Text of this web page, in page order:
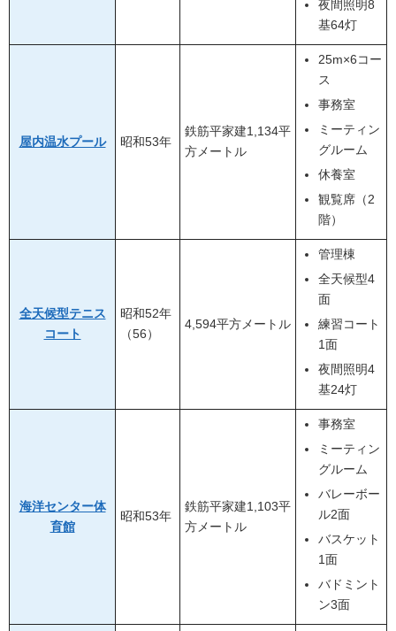
夜間照明8
基64灯
屋内温水プール 昭和53年
鉄筋平家建1,134平
方メートル
25m×6コー
ス
事務室
ミーティン
グルーム
休養室
観覧席（2
階）
全天候型テニス
コート
昭和52年
（56）
4,594平方メートル
管理棟
全天候型4
面
練習コート
1面
夜間照明4
基24灯
海洋センター体
育館
昭和53年
鉄筋平家建1,103平
方メートル
事務室
ミーティン
グルーム
バレーボー
ル2面
バスケット
1面
バドミント
ン3面